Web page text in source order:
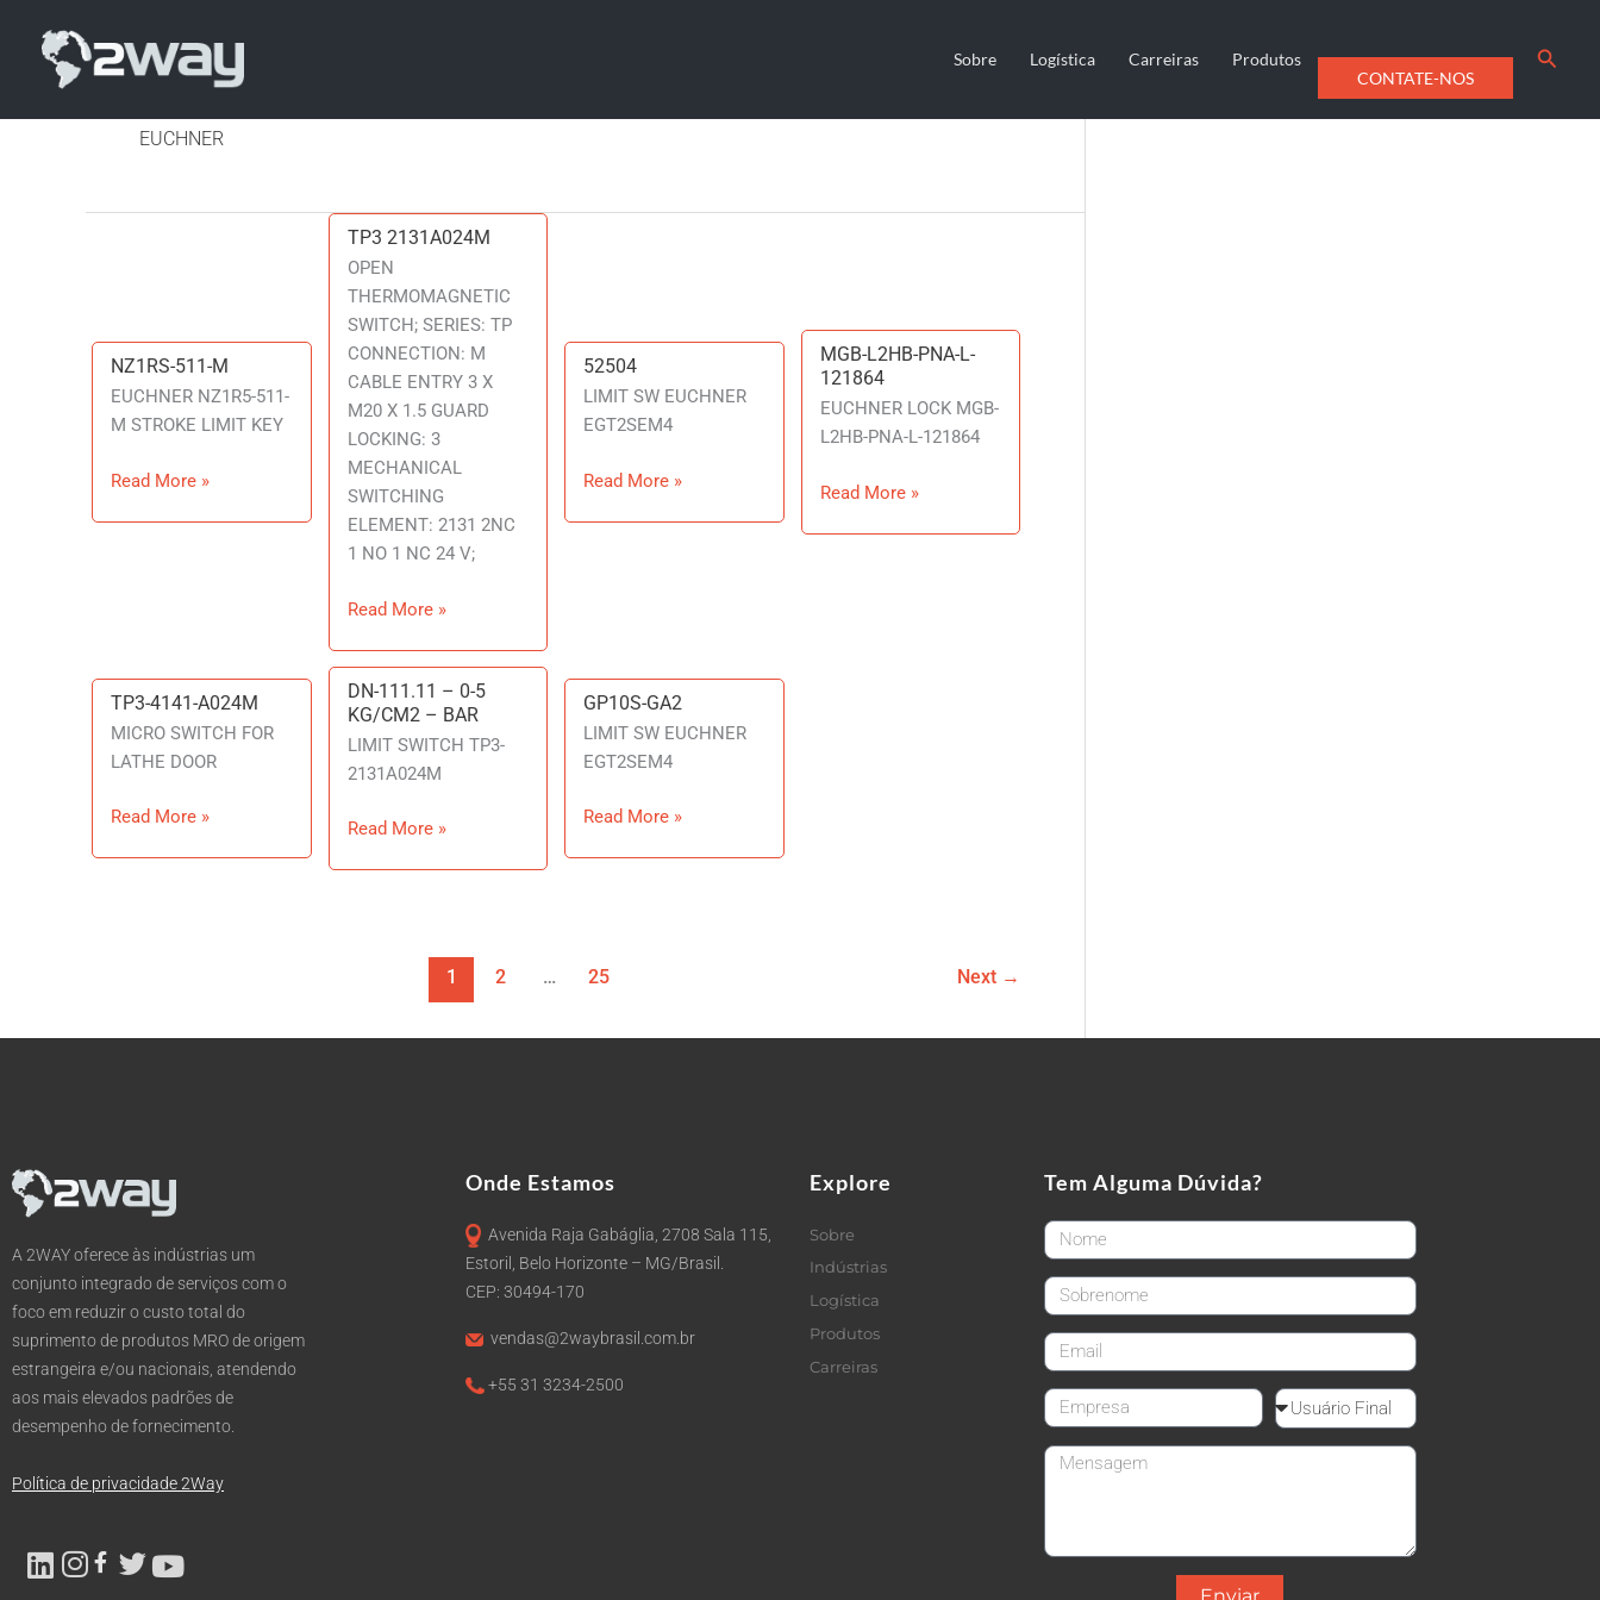
Sobre Logística Carreiras
Produtos
CONTATE-NOS
EUCHNER
NZ1RS-511-M
EUCHNER NZ1R5-511-
M STROKE LIMIT KEY
NZ1RS-
511-
M
Read More »
TP3 2131A024M
OPEN
THERMOMAGNETIC
SWITCH; SERIES: TP
CONNECTION: M
CABLE ENTRY 3 X
M20 X 1.5 GUARD
LOCKING: 3
MECHANICAL
SWITCHING
ELEMENT: 2131 2NC
1 NO 1 NC 24 V;
TP3
2131A024M
Read More »
52504
LIMIT SW EUCHNER
EGT2SEM4
52504
Read More »
MGB-L2HB-PNA-L-
121864
EUCHNER LOCK MGB-
L2HB-PNA-L-121864
MGB-
L2HB-
PNA-
L-
Read More »
TP3-4141-A024M
MICRO SWITCH FOR
LATHE DOOR
TP3-
4141-
A024M
Read More »
DN-111.11 – 0-5
KG/CM2 – BAR
LIMIT SWITCH TP3-
2131A024M
DN-
111.11
–
0-
KG/CM2
–
Read More »
GP10S-GA2
LIMIT SW EUCHNER
EGT2SEM4
GP10S-
GA2
Read More »
1 2 … 25 Next →
A 2WAY oferece às indústrias um
conjunto integrado de serviços com o
foco em reduzir o custo total do
suprimento de produtos MRO de origem
estrangeira e/ou nacionais, atendendo
aos mais elevados padrões de
desempenho de fornecimento.
Política de privacidade 2Way
Onde Estamos
Avenida Raja Gabáglia, 2708 Sala 115,
Estoril, Belo Horizonte – MG/Brasil.
CEP: 30494-170
vendas@2waybrasil.com.br
+55 31 3234-2500
Explore
Sobre
Indústrias
Logística
Produtos
Carreiras
Tem Alguma Dúvida?
FirstName
LastName
email
CompanyName Reseller
Message